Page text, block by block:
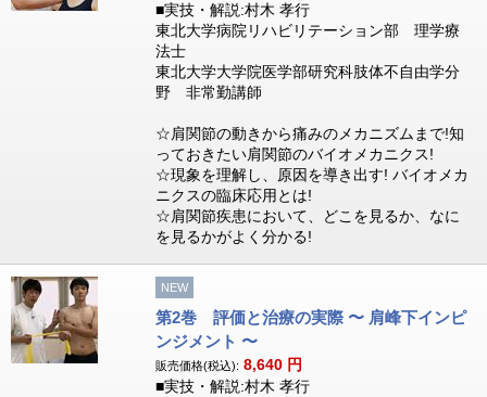
■実技・解説:村木 孝行
東北大学病院リハビリテーション部 理学療
法士
東北大学大学院医学部研究科肢体不自由学分
野 非常勤講師
☆肩関節の動きから痛みのメカニズムまで!知
っておきたい肩関節のバイオメカニクス!
☆現象を理解し、原因を導き出す! バイオメカ
ニクスの臨床応用とは!
☆肩関節疾患において、どこを見るか、なに
を見るかがよく分かる!
NEW
第2巻 評価と治療の実際 〜 肩峰下インピ
ンジメント 〜
販売価格(税込): 8,640 円
■実技・解説:村木 孝行